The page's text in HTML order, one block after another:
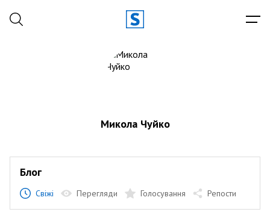
Микола Чуйко
Блог
Свіжі Перегляди Голосування Репости